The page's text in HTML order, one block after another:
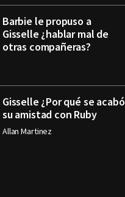
Barbie le propuso a
Gisselle ¿hablar mal de
otras compañeras?
Gisselle ¿Por qué se acabó
su amistad con Ruby
Allan Martinez